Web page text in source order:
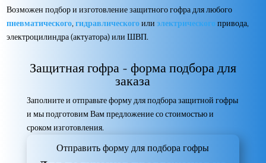
Возможен подбор и изготовление защитного гофра для любого
пневматического,гидравлического илиэлектрического привода,
электроцилиндра (актуатора) или ШВП.
Защитная гофра - форма подбора для
заказа
Заполните и отправьте форму для подбора защитной гофры
и мы подготовим Вам предложение со стоимостью и
сроком изготовления.
Отправить форму для подбора гофры